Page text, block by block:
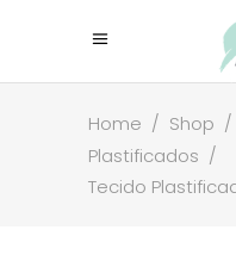
Home / Shop /
Plastificados /
Tecido